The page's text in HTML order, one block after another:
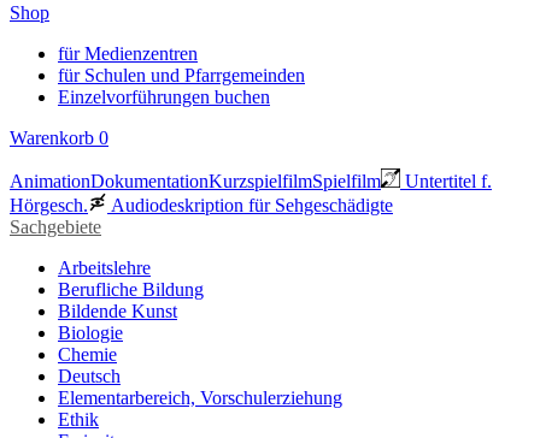
Shop
für Medienzentren
für Schulen und Pfarrgemeinden
Einzelvorführungen buchen
Warenkorb 0
AnimationDokumentationKurzspielfilmSpielfilm
Untertitel f.
Hörgesch.
Audiodeskription für Sehgeschädigte
Sachgebiete
Arbeitslehre
Berufliche Bildung
Bildende Kunst
Biologie
Chemie
Deutsch
Elementarbereich, Vorschulerziehung
Ethik